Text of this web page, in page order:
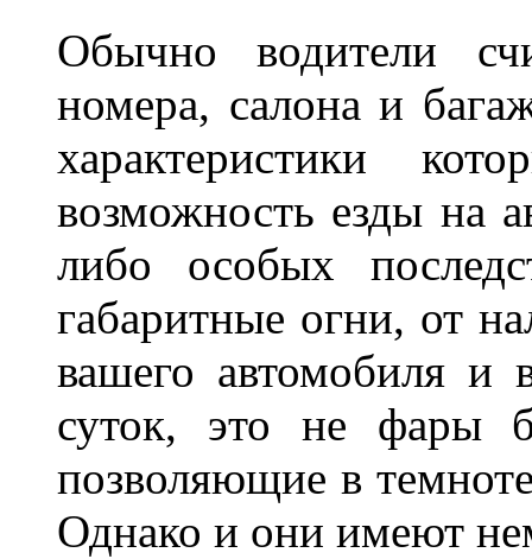
Обычно водители
номера, салона и
характеристики
возможность езды на
либо особых
габаритные огни, от
вашего автомобиля и
суток, это не фары
позволяющие в
Однако и они имеют